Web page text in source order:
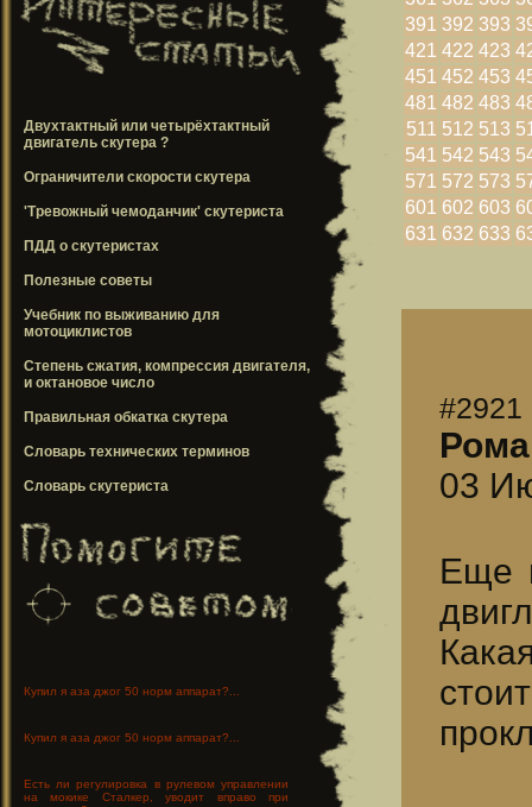
Двухтактный или четырёхтактный
двигатель скутера ?
Ограничители скорости скутера
'Тревожный чемоданчик' скутериста
ПДД о скутеристах
Полезные советы
Учебник по выживанию для
мотоциклистов
Степень сжатия, компрессия двигателя,
и октановое число
Правильная обкатка скутера
Словарь технических терминов
Словарь скутериста
Купил я аза джог 50 норм аппарат?...
Купил я аза джог 50 норм аппарат?...
Есть ли регулировка в рулевом управлении
на мокике Сталкер, уводит вправо при
391 392 393
421 422 423
451 452 453
481 482 483
511 512 513
541 542 543
571 572 573
601 602 603
631 632 633
#2921
03
Еще